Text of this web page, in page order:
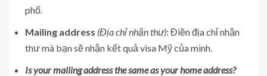
phố.
Mailing address (Địa chỉ nhận thư): Điền địa chỉ nhận
thư mà bạn sẽ nhận kết quả visa Mỹ của mình.
Is your mailing address the same as your home address?